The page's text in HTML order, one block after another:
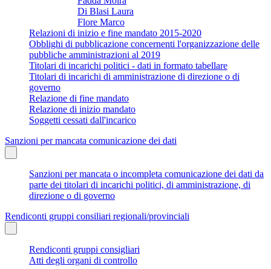
Di Blasi Laura
Flore Marco
Relazioni di inizio e fine mandato 2015-2020
Obblighi di pubblicazione concernenti l'organizzazione delle
pubbliche amministrazioni al 2019
Titolari di incarichi politici - dati in formato tabellare
Titolari di incarichi di amministrazione di direzione o di
governo
Relazione di fine mandato
Relazione di inizio mandato
Soggetti cessati dall'incarico
Sanzioni per mancata comunicazione dei dati
Sanzioni per mancata o incompleta comunicazione dei dati da
parte dei titolari di incarichi politici, di amministrazione, di
direzione o di governo
Rendiconti gruppi consiliari regionali/provinciali
Rendiconti gruppi consigliari
Atti degli organi di controllo